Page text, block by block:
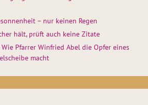
– nur keinen Regen
hält, prüft auch keine Zitate
Wie Pfarrer Winfried Abel die Opfer eines
macht